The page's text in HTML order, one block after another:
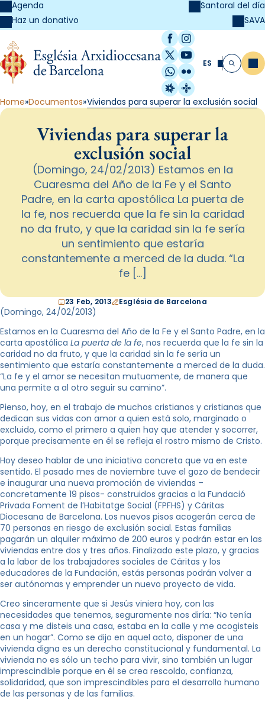
Agenda
Haz un donativo
Santoral del día
SAVA
Facebook
Instagram
X / Twitter
YouTube
WhatsApp
Flickr
Radio Estel
Catalunya
ES Buscar
Home Documentos Viviendas para superar la exclusión social
Viviendas para superar la
exclusión social
(Domingo, 24/02/2013) Estamos en la
Cuaresma del Año de la Fe y el Santo
Padre, en la carta apostólica La puerta de
la fe, nos recuerda que la fe sin la caridad
no da fruto, y que la caridad sin la fe sería
un sentimiento que estaría
constantemente a merced de la duda. “La
fe […]
23 Feb, 2013 Església de Barcelona
(Domingo, 24/02/2013)
Estamos en la Cuaresma del Año de la Fe y el Santo Padre, en la
carta apostólica La puerta de la fe, nos recuerda que la fe sin la
caridad no da fruto, y que la caridad sin la fe sería un
sentimiento que estaría constantemente a merced de la duda.
“La fe y el amor se necesitan mutuamente, de manera que
una permite a al otro seguir su camino”.
Pienso, hoy, en el trabajo de muchos cristianos y cristianas que
dedican sus vidas con amor a quien está solo, marginado o
excluido, como el primero a quien hay que atender y socorrer,
porque precisamente en él se refleja el rostro mismo de Cristo.
Hoy deseo hablar de una iniciativa concreta que va en este
sentido. El pasado mes de noviembre tuve el gozo de bendecir
e inaugurar una nueva promoción de viviendas –
concretamente 19 pisos- construidos gracias a la Fundació
Privada Foment de l’Habitatge Social (FPFHS) y Cáritas
Diocesana de Barcelona. Los nuevos pisos acogerán cerca de
70 personas en riesgo de exclusión social. Estas familias
pagarán un alquiler máximo de 200 euros y podrán estar en las
viviendas entre dos y tres años. Finalizado este plazo, y gracias
a la labor de los trabajadores sociales de Cáritas y los
educadores de la Fundación, estás personas podrán volver a
ser autónomas y emprender un nuevo proyecto de vida.
Creo sinceramente que si Jesús viniera hoy, con las
necesidades que tenemos, seguramente nos diría: “No tenía
casa y me disteis una casa, estaba en la calle y me acogisteis
en un hogar”. Como se dijo en aquel acto, disponer de una
vivienda digna es un derecho constitucional y fundamental. La
vivienda no es sólo un techo para vivir, sino también un lugar
imprescindible porque en él se crea rescoldo, confianza,
solidaridad, que son imprescindibles para el desarrollo humano
de las personas y de las familias.